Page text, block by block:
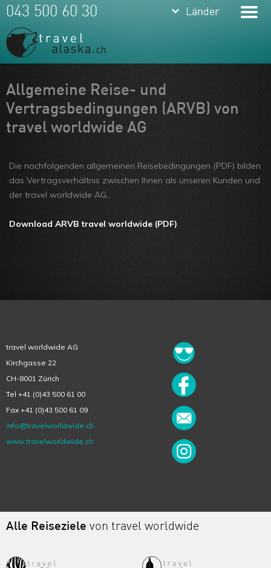
Meine Favoriten
Team
Über uns
Feedbacks
Kontakt
keyboard_arrow_down Länder
Hawaii
keyboard_arrow_down Länder
043 500 60 30
Allgemeine Reise- und
Vertragsbedingungen (ARVB) von
travel worldwide AG
Die nachfolgenden allgemeinen Reisebedingungen (PDF) bilden
das Vertragsverhältnis zwischen Ihnen als unseren Kunden und
der travel worldwide AG..
Download ARVB travel worldwide (PDF)
travel worldwide AG
Kirchgasse 22
CH-8001 Zürich
Tel +41 (0)43 500 61 00
Fax +41 (0)43 500 61 09
info@travelworldwide.ch
www.travelworldwide.ch
Alle Reiseziele von travel worldwide